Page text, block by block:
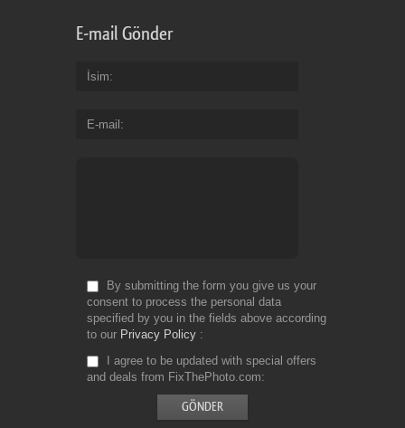
E-mail Gönder
İsim
E-mail
By submitting the form you give us your
consent to process the personal data
specified by you in the fields above according
to our Privacy Policy
I agree to be updated with special offers
and deals from FixThePhoto.com